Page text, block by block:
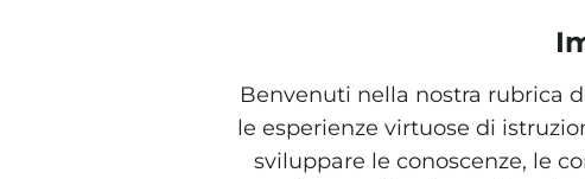
Benvenuti nella nostra rubrica
le esperienze virtuose di
sviluppare le conoscenze, le